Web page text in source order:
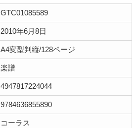
GTC01085589
2010年6月8日
A4変型判縦/128ページ
楽譜
4947817224044
9784636855890
コーラス